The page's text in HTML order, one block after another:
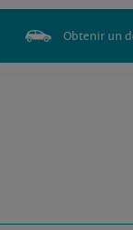
Obtenir un